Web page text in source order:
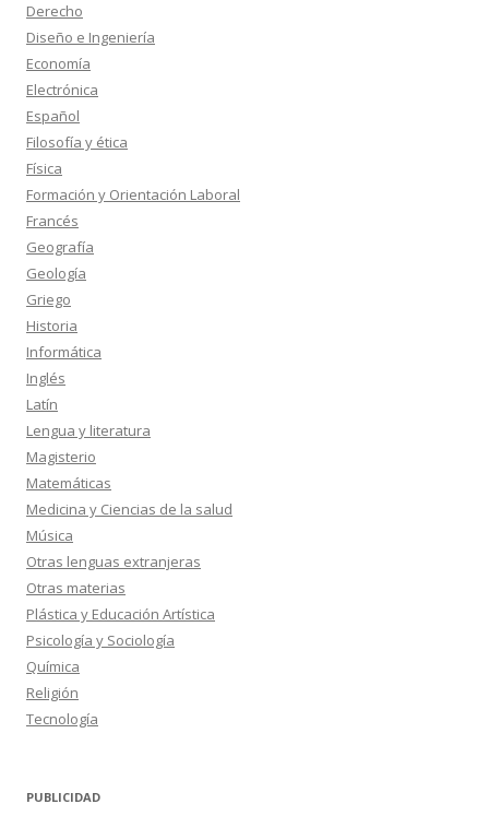
Derecho
Diseño e Ingeniería
Economía
Electrónica
Español
Filosofía y ética
Física
Formación y Orientación Laboral
Francés
Geografía
Geología
Griego
Historia
Informática
Inglés
Latín
Lengua y literatura
Magisterio
Matemáticas
Medicina y Ciencias de la salud
Música
Otras lenguas extranjeras
Otras materias
Plástica y Educación Artística
Psicología y Sociología
Química
Religión
Tecnología
PUBLICIDAD